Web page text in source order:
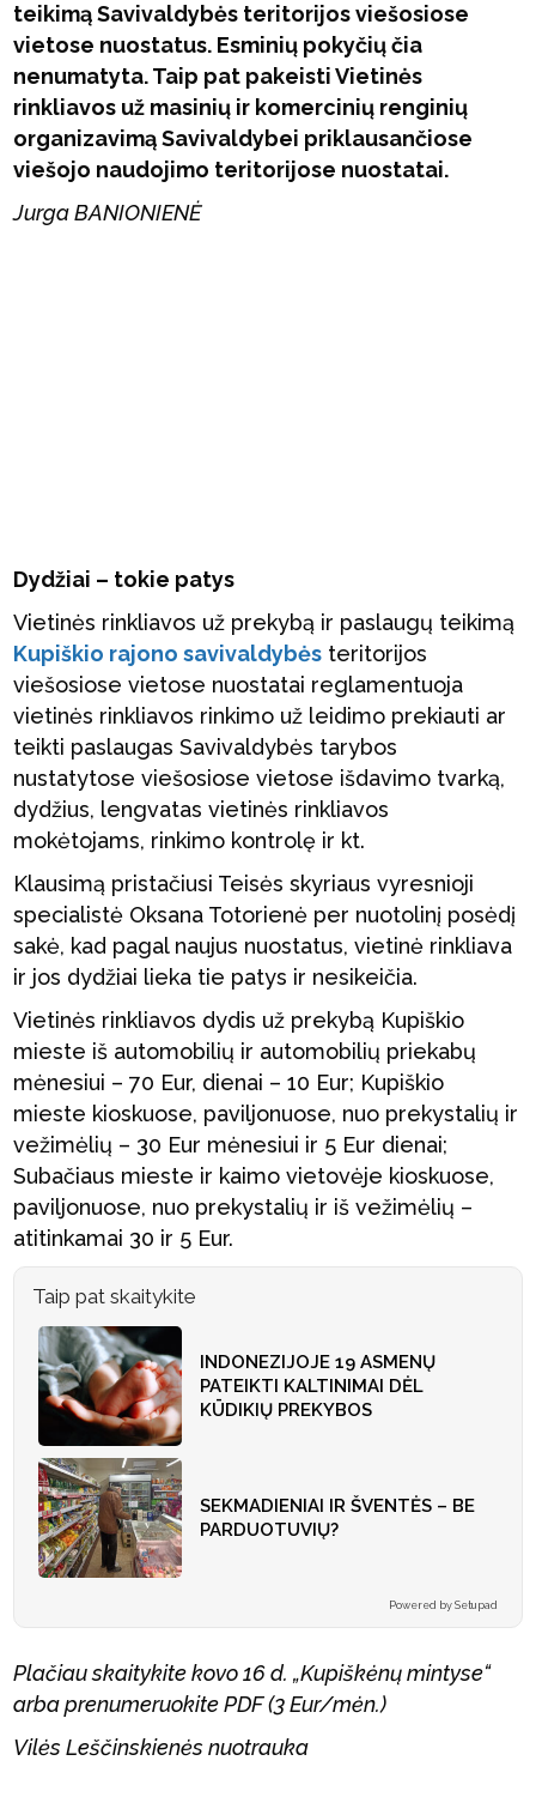
teikimą Savivaldybės teritorijos viešosiose
vietose nuostatus. Esminių pokyčių čia
nenumatyta. Taip pat pakeisti Vietinės
rinkliavos už masinių ir komercinių renginių
organizavimą Savivaldybei priklausančiose
viešojo naudojimo teritorijose nuostatai.
Jurga BANIONIENĖ
Dydžiai – tokie patys
Vietinės rinkliavos už prekybą ir paslaugų teikimą
Kupiškio rajono savivaldybės teritorijos
viešosiose vietose nuostatai reglamentuoja
vietinės rinkliavos rinkimo už leidimo prekiauti ar
teikti paslaugas Savivaldybės tarybos
nustatytose viešosiose vietose išdavimo tvarką,
dydžius, lengvatas vietinės rinkliavos
mokėtojams, rinkimo kontrolę ir kt.
Klausimą pristačiusi Teisės skyriaus vyresnioji
specialistė Oksana Totorienė per nuotolinį posėdį
sakė, kad pagal naujus nuostatus, vietinė rinkliava
ir jos dydžiai lieka tie patys ir nesikeičia.
Vietinės rinkliavos dydis už prekybą Kupiškio
mieste iš automobilių ir automobilių priekabų
mėnesiui – 70 Eur, dienai – 10 Eur; Kupiškio
mieste kioskuose, paviljonuose, nuo prekystalių ir
vežimėlių – 30 Eur mėnesiui ir 5 Eur dienai;
Subačiaus mieste ir kaimo vietovėje kioskuose,
paviljonuose, nuo prekystalių ir iš vežimėlių –
atitinkamai 30 ir 5 Eur.
Taip pat skaitykite
INDONEZIJOJE 19 ASMENŲ
PATEIKTI KALTINIMAI DĖL
KŪDIKIŲ PREKYBOS
SEKMADIENIAI IR ŠVENTĖS – BE
PARDUOTUVIŲ?
Powered by Setupad
Plačiau skaitykite kovo 16 d. „Kupiškėnų mintyse“
arba prenumeruokite PDF (3 Eur/mėn.)
Vilės Leščinskienės nuotrauka